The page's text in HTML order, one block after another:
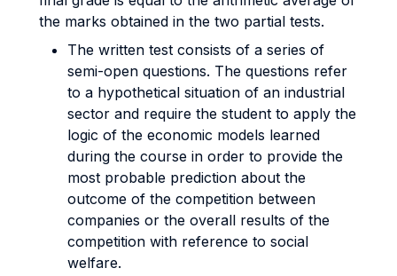
the marks obtained in the two partial tests.
The written test consists of a series of
semi-open questions. The questions refer
to a hypothetical situation of an industrial
sector and require the student to apply the
logic of the economic models learned
during the course in order to provide the
most probable prediction about the
outcome of the competition between
companies or the overall results of the
competition with reference to social
welfare.